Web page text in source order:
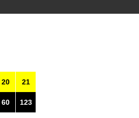
20
60
21
123